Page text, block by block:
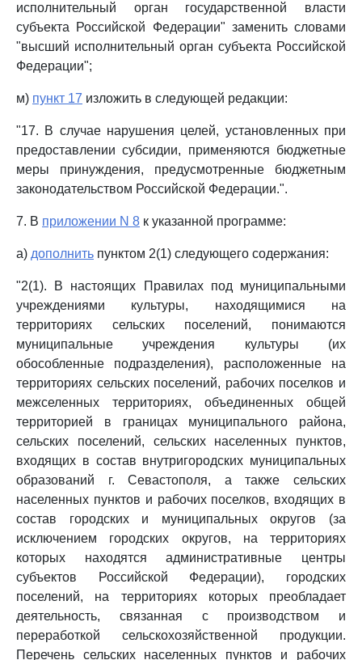
исполнительный орган государственной власти
субъекта Российской Федерации" заменить словами
"высший исполнительный орган субъекта Российской
Федерации";
м) пункт 17 изложить в следующей редакции:
"17. В случае нарушения целей, установленных при
предоставлении субсидии, применяются бюджетные
меры принуждения, предусмотренные бюджетным
законодательством Российской Федерации.".
7. В приложении N 8 к указанной программе:
а) дополнить пунктом 2(1) следующего содержания:
"2(1). В настоящих Правилах под муниципальными
учреждениями культуры, находящимися на
территориях сельских поселений, понимаются
муниципальные учреждения культуры (их
обособленные подразделения), расположенные на
территориях сельских поселений, рабочих поселков и
межселенных территориях, объединенных общей
территорией в границах муниципального района,
сельских поселений, сельских населенных пунктов,
входящих в состав внутригородских муниципальных
образований г. Севастополя, а также сельских
населенных пунктов и рабочих поселков, входящих в
состав городских и муниципальных округов (за
исключением городских округов, на территориях
которых находятся административные центры
субъектов Российской Федерации), городских
поселений, на территориях которых преобладает
деятельность, связанная с производством и
переработкой сельскохозяйственной продукции.
Перечень сельских населенных пунктов и рабочих